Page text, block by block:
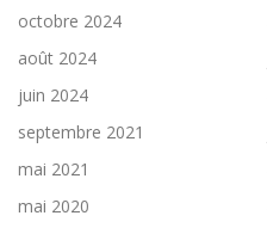
octobre 2024
août 2024
juin 2024
septembre 2021
mai 2021
mai 2020